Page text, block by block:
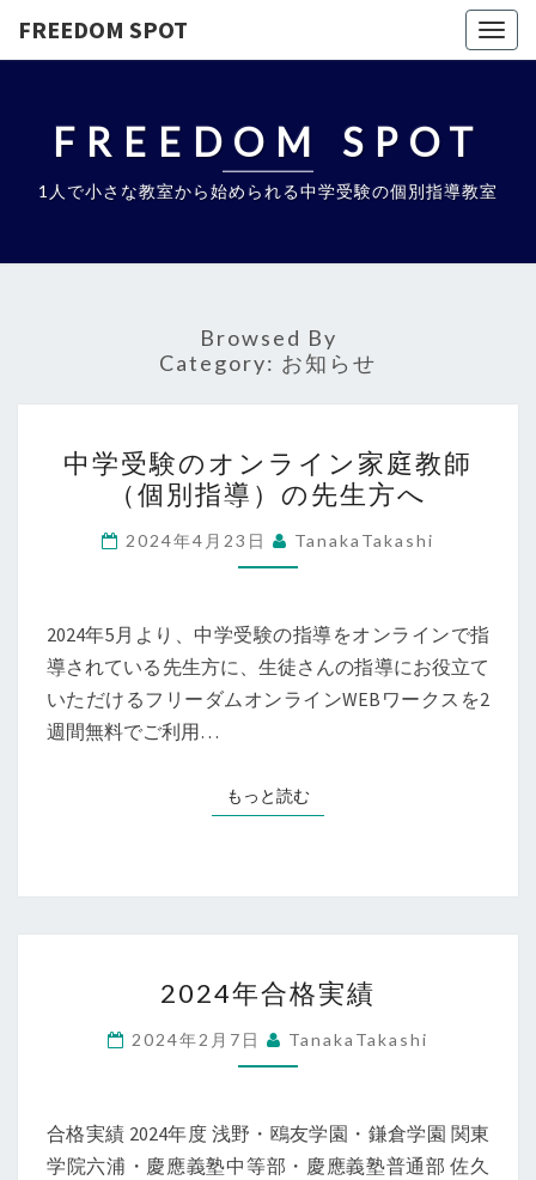
FREEDOM SPOT
FREEDOM SPOT
1人で小さな教室から始められる中学受験の個別指導教室
Browsed By
Category: お知らせ
学
受
験
の
ン
ラ
イ
庭
（個
導）
先
へ
中学受験のオンライン家庭教師
（個別指導）の先生方へ
2024年4月23日 TanakaTakashi
2024年5月より、中学受験の指導をオンラインで指
導されている先生方に、生徒さんの指導にお役立て
いただけるフリーダムオンラインWEBワークスを2
週間無料でご利用…
もっと読むもっと読む
年
合
格
績
2024年合格実績
2024年2月7日 TanakaTakashi
合格実績 2024年度 浅野・鴎友学園・鎌倉学園 関東
学院六浦・慶應義塾中等部・慶應義塾普通部 佐久